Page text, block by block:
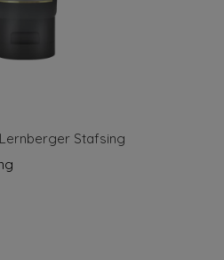
Lernberger Stafsing